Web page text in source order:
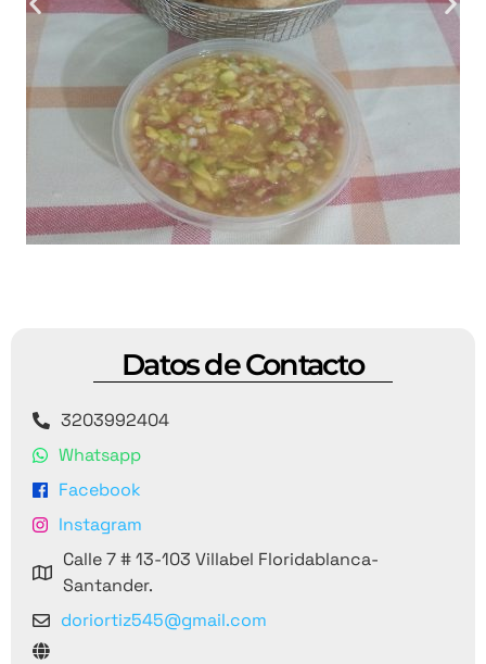
Datos de Contacto
3203992404
Whatsapp
Facebook
Instagram
Calle 7 # 13-103 Villabel Floridablanca-
Santander.
doriortiz545@gmail.com